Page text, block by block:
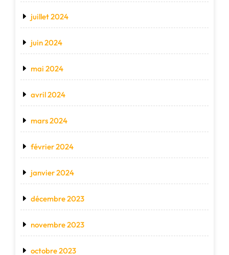
juillet 2024
juin 2024
mai 2024
avril 2024
mars 2024
février 2024
janvier 2024
décembre 2023
novembre 2023
octobre 2023